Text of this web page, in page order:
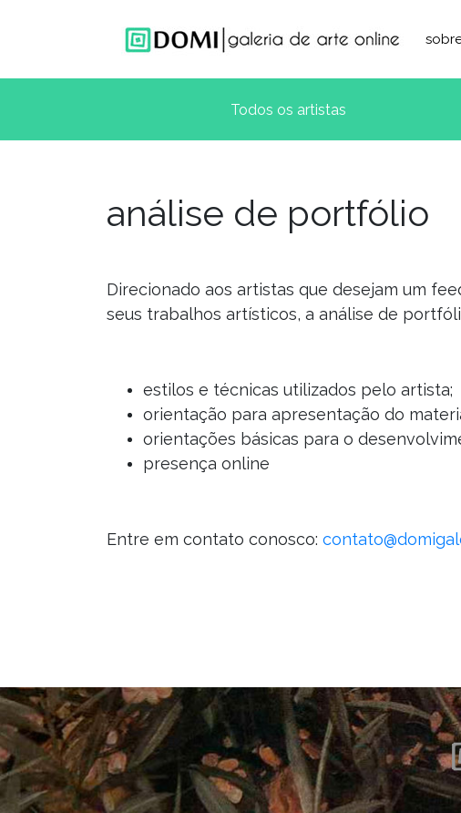
análise de portfólio
Direcionado aos artistas que desejam um
seus trabalhos artísticos, a análise de
estilos e técnicas utilizados pelo artista;
orientação para apresentação do
orientações básicas para o
presença online
Entre em contato conosco: